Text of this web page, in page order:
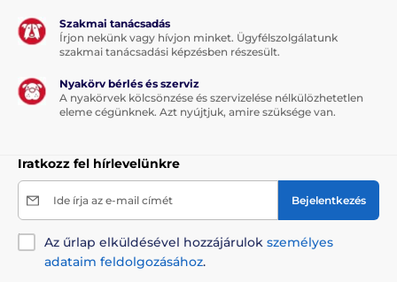
Szakmai tanácsadás
Írjon nekünk vagy hívjon minket. Ügyfélszolgálatunk
szakmai tanácsadási képzésben részesült.
Nyakörv bérlés és szerviz
A nyakörvek kölcsönzése és szervizelése nélkülözhetetlen
eleme cégünknek. Azt nyújtjuk, amire szüksége van.
Iratkozz fel hírlevelünkre
Ide írja az e-mail címét Bejelentkezés
Az űrlap elküldésével hozzájárulok személyes
adataim feldolgozásához.